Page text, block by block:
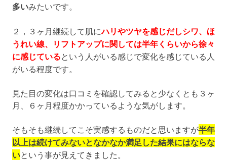
多いみたいです。
２，３ヶ月継続して肌にハリやツヤを感じだしシワ、ほ
うれい線、リフトアップに関しては半年くらいから徐々
に感じている という人がいる感じで変化を感じている人
がいる程度です。
見た目の変化は口コミを確認してみると少なくとも３ヶ
月、６ヶ月程度かかっているような気がします。
そもそも継続してこそ実感するものだと思いますが半年
以上は続けてみないとなかなか満足した結果にはならな
いという事が見えてきました。